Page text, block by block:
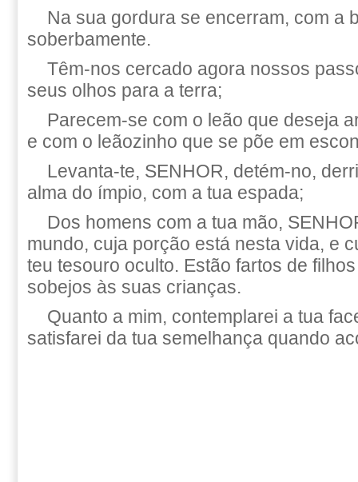
Na sua gordura se encerram, com a
soberbamente.
Têm-nos cercado agora nossos
seus olhos para a terra;
Parecem-se com o leão que deseja
e com o leãozinho que se põe em
Levanta-te, SENHOR, detém-no,
alma do ímpio, com a tua espada;
Dos homens com a tua mão,
mundo, cuja porção está nesta vida, e
teu tesouro oculto. Estão fartos de
sobejos às suas crianças.
Quanto a mim, contemplarei a tua
satisfarei da tua semelhança quando